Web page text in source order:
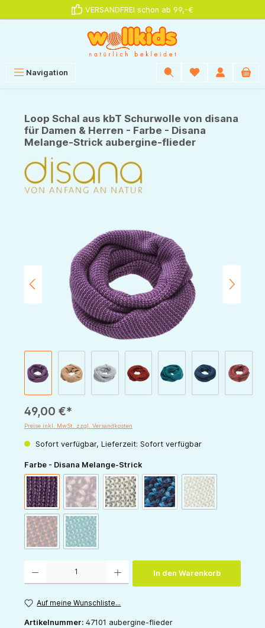
VERSANDFREI schon ab 99,-€
Navigation
Loop Schal aus kbT Schurwolle von disana
für Damen & Herren - Farbe - Disana
Melange-Strick aubergine-flieder
49,00 €*
Preise inkl. MwSt. zzgl. Versandkosten
Sofort verfügbar, Lieferzeit: Sofort verfügbar
Farbe - Disana Melange-Strickauswählen
aubergine-fliedercassis-softpink
(Diese Option ist zurzeit nicht verfügbar.)
grau-naturindigo-taubenblaukaramell-natur
(Diese Option ist
orange-cassis
(Diese Option ist zurzeit nicht verfügbar.)
pazifik-mint
(Diese Option ist zurzeit nicht verfügbar.)
In den Warenkorb
Auf meine Wunschliste...
Artikelnummer: 47101 aubergine-flieder